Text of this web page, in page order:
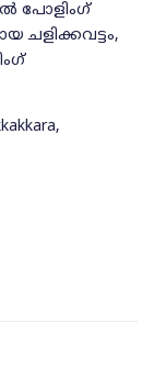
പോളിംഗ്
ചളിക്കവട്ടം,